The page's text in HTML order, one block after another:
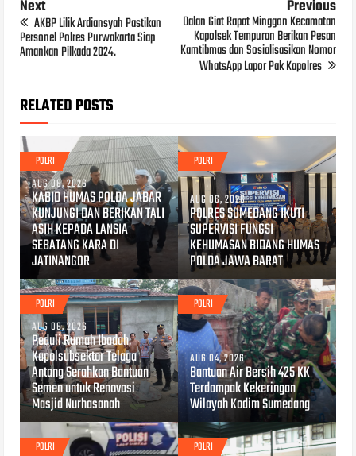
Next
AKBP Lilik Ardiansyah Pastikan
Personel Polres Purwakarta Siap
Amankan Pilkada 2024.
Previous
Dalan Giat Rapat Minggon Kecamatan
Kapolsek Tempuran Berikan Pesan
Kamtibmas dan Sosialisasikan Nomor
WhatsApp Lapor Pak Kapolres
RELATED POSTS
POLRI
AUG 06, 2026
KABID HUMAS POLDA JABAR
KUNJUNGI DAN BERIKAN TALI
ASIH KEPADA LANSIA
SEBATANG KARA DI
JATINANGOR
POLRI
AUG 06, 2026
POLRES SUMEDANG IKUTI
SUPERVISI FUNGSI
KEHUMASAN BIDANG HUMAS
POLDA JAWA BARAT
POLRI
AUG 06, 2026
Peduli Rumah Ibadah,
Kapolsubsektor Telaga
Antang Serahkan Bantuan
Semen untuk Renovasi
Masjid Nurhasanah
POLRI
AUG 04, 2026
Bantuan Air Bersih 425 KK
Terdampak Kekeringan
Wilayah Kodim Sumedang
POLRI POLRI